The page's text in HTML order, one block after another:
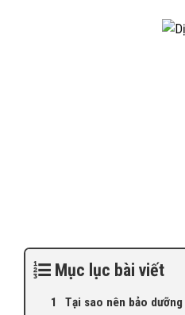
Mục lục bài viết
Tại sao nên bảo